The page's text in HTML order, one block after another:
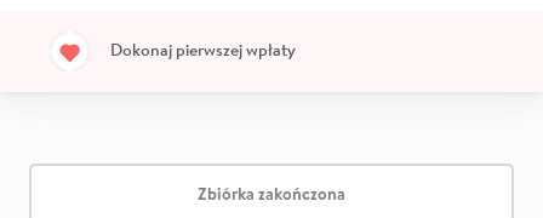
Dokonaj pierwszej wpłaty
Zbiórka zakończona